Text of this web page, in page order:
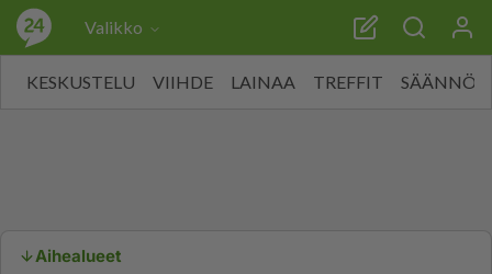
Valikko
KESKUSTELU VIIHDE LAINAA TREFFIT SÄÄNNÖT
Aihealueet